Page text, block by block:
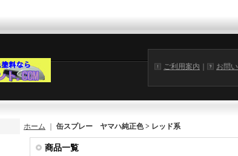
ご利用案内 お問
ホーム 缶スプレー ヤマハ純正色 > レッド系
商品一覧